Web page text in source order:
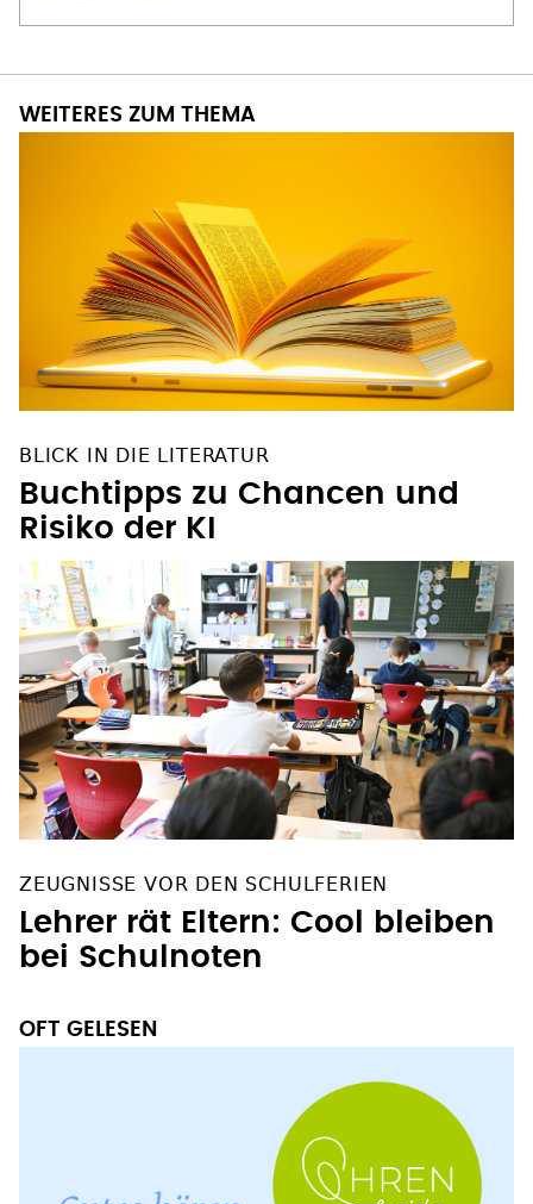
WEITERES ZUM THEMA
BLICK IN DIE LITERATUR
Buchtipps zu Chancen und
Risiko der KI
ZEUGNISSE VOR DEN SCHULFERIEN
Lehrer rät Eltern: Cool bleiben
bei Schulnoten
OFT GELESEN